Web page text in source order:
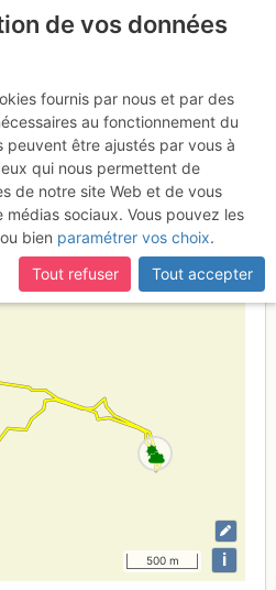
Blaitière -
: Nabot Léon
Savoie
500 m i
de vos données
fournis par nous et par des
au fonctionnement du
peuvent être ajustés par vous à
qui nous permettent de
de notre site Web et de vous
sociaux. Vous pouvez les
bien paramétrer vos choix.
Tout refuser
Tout accepter